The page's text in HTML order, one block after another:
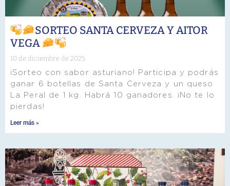
SORTEO SANTA CERVEZA Y AITOR
VEGA
10 de diciembre de 2025
¡Sorteo con sabor asturiano! Participa y podrás
ganar 6 botellas de Santa Cerveza y un queso
La Peral de 1 kg. Habrá 10 ganadores. ¡No te lo
pierdas!
Leer más »